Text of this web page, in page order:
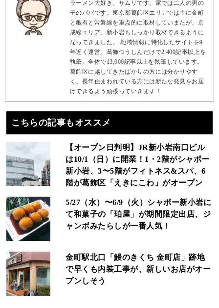
ラーメン大好き、サムリです。家では二人の男の
子のパパです。東京都葛飾区エリアでは主に金町
と亀有と常磐線を重点的に取材していまたが、京
成線エリア、新小岩もしっかり取材できるように
なってきました。 地域情報に特化したサイトを9
年近く運営。葛飾つうしんだけで2,400記事以上を
執筆、全体で13,000記事以上を執筆しています。
葛飾区に越してきたばかりの方には分かりやす
く、長年住まわれている方には新たな発見をお届
けできるよう頑張っていきます！
こちらの記事もオススメ
【オープン日判明】JR新小岩南口ビル
は10/1（日）に開業！1・2階がシャポー
新小岩、3〜5階がフィトネス&スパ、6
階が葛飾区「えきにこわ」がオープン
5/27（水）〜6/9（火）シャポー新小岩に
て和菓子の「珀屋」が期間限定出店、ジ
ャンボみたらしが一番人気！
金町駅北口「鰻のきくち 金町店」跡地
で早くも内装工事が、新しいお店がオー
プンしそう